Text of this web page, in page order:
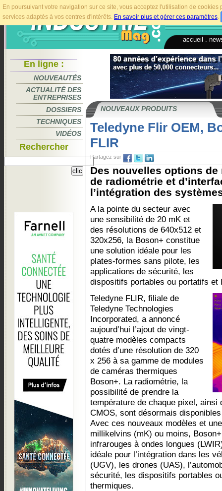
En poursuivant votre navigation sur ce site, vous acceptez l'utilisation de
services adaptés à vos centres d'intérêts. En savoir plus et gérer ces paramètres.
accueil
En ligne :
NOUVEAUTÉS
ACTUALITÉ DES
ENTREPRISES
DOSSIERS
TECHNIQUES
VIDÉOS
Rechercher
NOUVEAUX PRODUITS
Teledyne Flir OEM,
FLIR
Partagez sur
Des nouvelles options
de radiométrie et
l’intégration des
A la pointe du secteur avec
une sensibilité de 20 mK et
des résolutions de 640x512 et
320x256, la Boson+ constitue
une solution idéale pour les
plates-formes sans pilote, les
applications de sécurité, les
dispositifs portables ou portatifs et
Teledyne FLIR, filiale de
Teledyne Technologies
Incorporated, a annoncé
aujourd’hui l’ajout de vingt-
quatre modèles compacts
dotés d’une résolution de 320
x 256 à sa gamme de modules
de caméras thermiques
Boson+. La radiométrie, la
possibilité de prendre la
température de chaque pixel,
CMOS, sont désormais
Avec ces nouveaux modèles et
millikelvins (mK) ou moins,
infrarouges à ondes longues
idéale pour l’intégration dans les
(UGV), les drones (UAS),
sécurité, les dispositifs portables
thermiques.